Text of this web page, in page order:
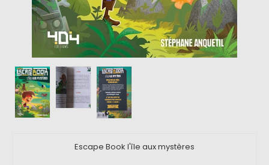
Escape Book l'île aux mystères